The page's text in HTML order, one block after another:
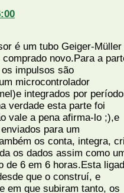
é um tubo Geiger-Müller
novo.Para a
impulsos são
microcontrolador
integrados por
verdade esta parte foi
vale a pena afirma-lo ;),e
para um
os conta, integra,
os dados assim como
de 6 em 6 horas.Esta
que o construí, e
em que subiram tanto, os